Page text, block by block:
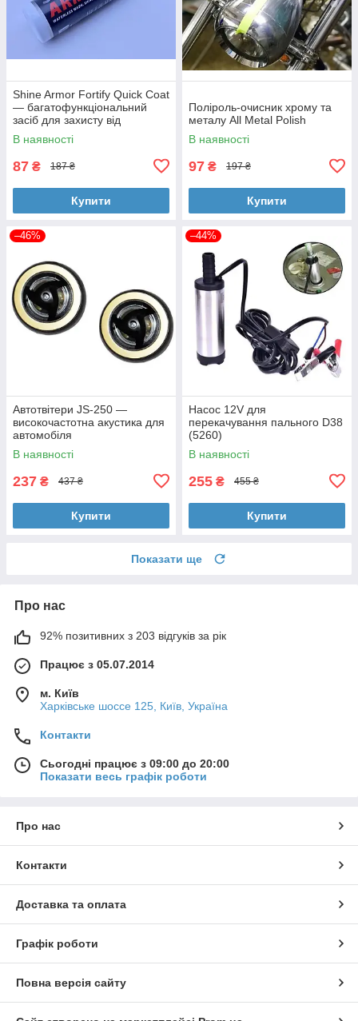
Shine Armor Fortify Quick Coat
— багатофункціональний
засіб для захисту від
подряпин
В наявності
87 ₴ 187 ₴
Купити
Поліроль-очисник хрому та
металу All Metal Polish
В наявності
97 ₴ 197 ₴
Купити
–46%
Автотвітери JS-250 —
високочастотна акустика для
автомобіля
В наявності
237 ₴ 437 ₴
Купити
–44%
Насос 12V для
перекачування пального D38
(5260)
В наявності
255 ₴ 455 ₴
Купити
Показати ще
Про нас
92% позитивних з 203 відгуків за рік
Працює з 05.07.2014
м. Київ
Харківське шоссе 125, Київ, Україна
Контакти
Сьогодні працює з 09:00 до 20:00
Показати весь графік роботи
Про нас
Контакти
Доставка та оплата
Графік роботи
Повна версія сайту